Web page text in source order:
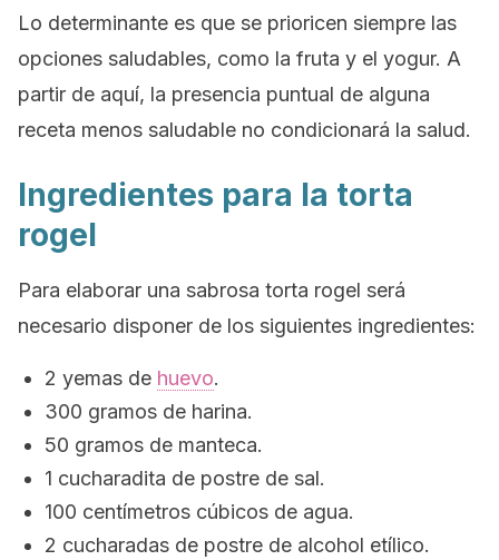
Lo determinante es que se prioricen siempre las
opciones saludables, como la fruta y el yogur. A
partir de aquí, la presencia puntual de alguna
receta menos saludable no condicionará la salud.
Ingredientes para la torta
rogel
Para elaborar una sabrosa torta rogel será
necesario disponer de los siguientes ingredientes:
2 yemas de huevo.
300 gramos de harina.
50 gramos de manteca.
1 cucharadita de postre de sal.
100 centímetros cúbicos de agua.
2 cucharadas de postre de alcohol etílico.